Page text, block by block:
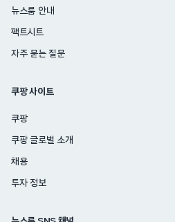
뉴스룸 안내
팩트시트
자주 묻는 질문
쿠팡 사이트
쿠팡
쿠팡 글로벌 소개
채용
투자 정보